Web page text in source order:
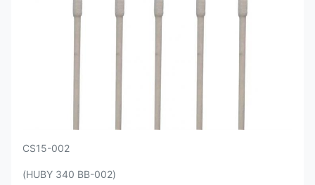
CS15-002
(HUBY 340 BB-002)